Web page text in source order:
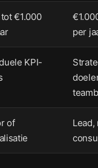
€1.000
per
KPI-
of
Lead,